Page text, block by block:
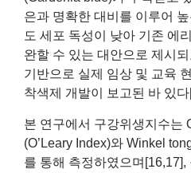
은과 명확한 대비를 이루어
도 세포 독성이 낮아 기존 에
완할 수 있는 대안으로 제시
기반으로 실제 임상 및 교육
착색제 개발이 보고된 바 있다
본 연구에서 구강위생지수는
(O’Leary Index)와 Winkel
를 통해 측정하였으며[16,17],